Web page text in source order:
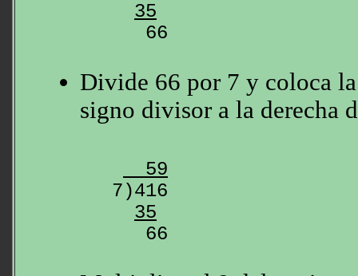
35
Divide 66 por 7 y coloca la
signo divisor a la derecha
59
7)416
35